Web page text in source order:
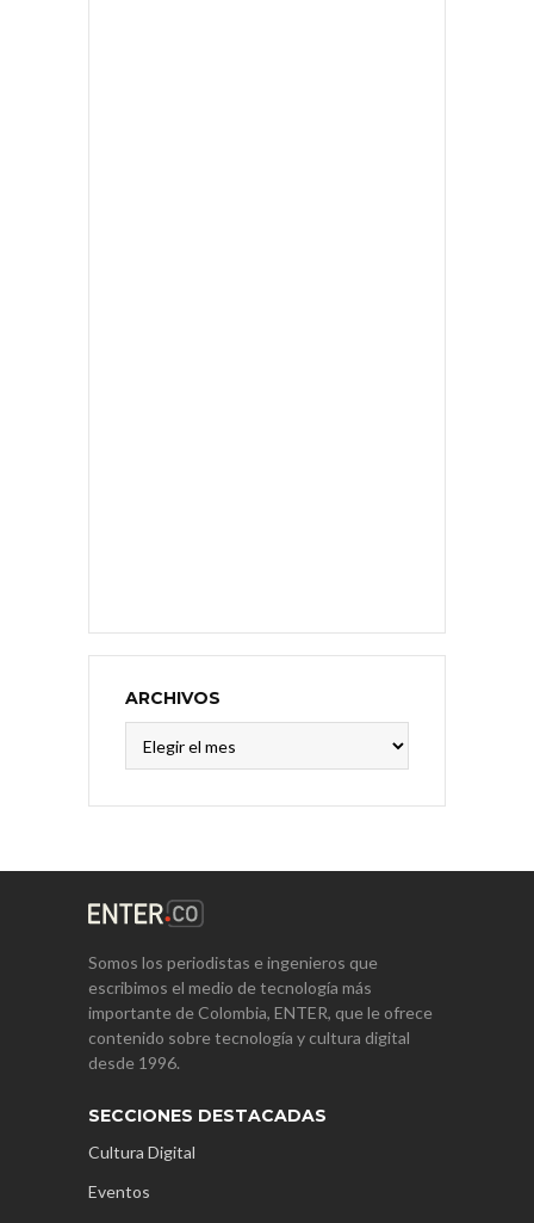
ARCHIVOS
Somos los periodistas e ingenieros que
escribimos el medio de tecnología más
importante de Colombia, ENTER, que le ofrece
contenido sobre tecnología y cultura digital
desde 1996.
SECCIONES DESTACADAS
Cultura Digital
Eventos